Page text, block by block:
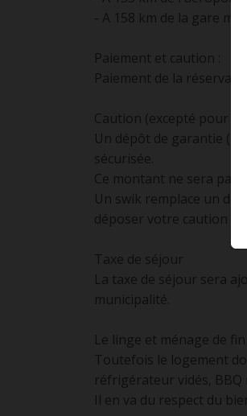
- A 158 km de la gare
Paiement et caution :
Paiement de la
Caution (excepté pour
Un dépôt de garantie
sécurisée.
Ce montant ne sera pas
Un swik remplace un
déposer votre caution
Taxe de séjour
La taxe de séjour sera
municipalité.
Le linge et ménage de
Toutefois le logement
réfrigérateur vidés, BBQ
Il en va du respect du